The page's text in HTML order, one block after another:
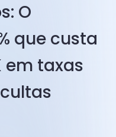
O
que custa
em taxas